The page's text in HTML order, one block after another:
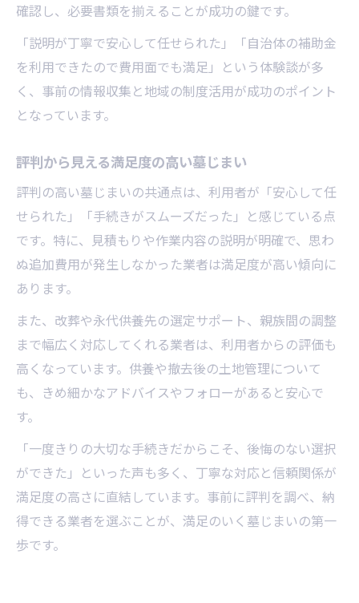
確認し、必要書類を揃えることが成功の鍵です。
「説明が丁寧で安心して任せられた」「自治体の補助金
を利用できたので費用面でも満足」という体験談が多
く、事前の情報収集と地域の制度活用が成功のポイント
となっています。
評判から見える満足度の高い墓じまい
評判の高い墓じまいの共通点は、利用者が「安心して任
せられた」「手続きがスムーズだった」と感じている点
です。特に、見積もりや作業内容の説明が明確で、思わ
ぬ追加費用が発生しなかった業者は満足度が高い傾向に
あります。
また、改葬や永代供養先の選定サポート、親族間の調整
まで幅広く対応してくれる業者は、利用者からの評価も
高くなっています。供養や撤去後の土地管理について
も、きめ細かなアドバイスやフォローがあると安心で
す。
「一度きりの大切な手続きだからこそ、後悔のない選択
ができた」といった声も多く、丁寧な対応と信頼関係が
満足度の高さに直結しています。事前に評判を調べ、納
得できる業者を選ぶことが、満足のいく墓じまいの第一
歩です。